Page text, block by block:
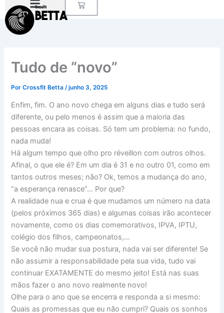
para
Carrinho
Tudo de “novo”
PorCrossfit Betta/junho 3, 2025
Enfim, fim. O ano novo chega em alguns dias e tudo será
diferente, ou pelo menos é assim que a maioria das
pessoas encara as coisas. Só tem um problema: no fundo,
nada muda!
Há algum tempo que olho pro réveillon com outros olhos.
Afinal, o que ele é? Em um dia é 31 e no outro 01, como em
tantos outros meses; não? Ok, temos a mudança do ano,
“a esperança renasce”… Por que?
A realidade nua e crua é que mudamos um número na data
(pelos próximos 365 dias) e algumas coisas irão acontecer
novamente, como os dias comemorativos, IPVA, IPTU,
colégio dos filhos, campeonatos,…
Se você não mudar sua postura, nada vai ser diferente! Se
não assumir a responsabilidade pela sua vida, tudo vai
continuar EXATAMENTE do mesmo jeito! Está nas suas
mãos fazer o ano novo realmente novo!
Olhe para o ano que se encerra e responda a si mesmo:
Quais as promessas que eu não cumpri? Quais os sonhos